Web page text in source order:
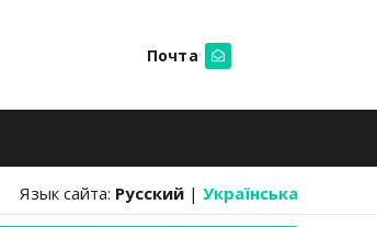
Почта
Язык сайта: Русский | Українська